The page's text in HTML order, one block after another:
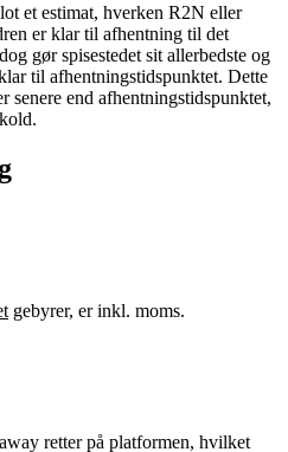
et estimat, hverken R2N eller
er klar til afhentning til det
gør spisestedet sit allerbedste og
til afhentningstidspunktet. Dette
senere end afhentningstidspunktet,
gebyrer, er inkl. moms.
retter på platformen, hvilket